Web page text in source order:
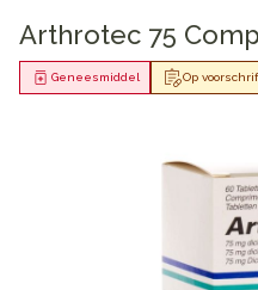
Arthrotec 75
Op
Geneesmiddel